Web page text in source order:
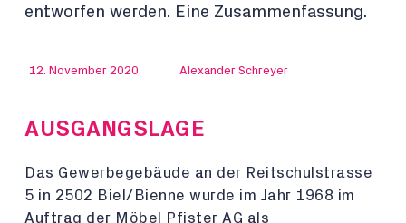
entworfen werden. Eine Zusammenfassung.
12. November 2020 Alexander Schreyer
AUSGANGSLAGE
Das Gewerbegebäude an der Reitschulstrasse
5 in 2502 Biel/Bienne wurde im Jahr 1968 im
Auftrag der Möbel Pfister AG als